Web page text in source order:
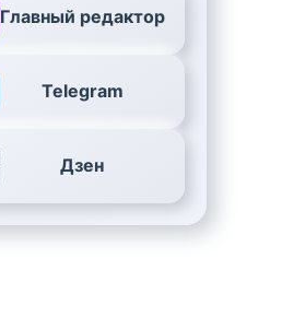
Главный редактор
Telegram
Дзен